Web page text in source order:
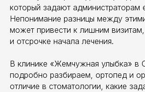
который задают администраторам
Непонимание разницы между
может привести к лишним
и отсрочке начала лечения.
В клинике «Жемчужная улыбка» в
подробно разбираем, ортопед и
отличие в стоматологии, какие